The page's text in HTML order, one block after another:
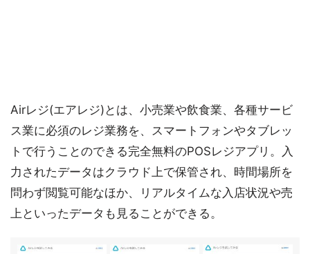
Airレジ(エアレジ)とは、小売業や飲食業、各種サービ
ス業に必須のレジ業務を、スマートフォンやタブレッ
トで行うことのできる完全無料のPOSレジアプリ。入
力されたデータはクラウド上で保管され、時間場所を
問わず閲覧可能なほか、リアルタイムな入店状況や売
上といったデータも見ることができる。